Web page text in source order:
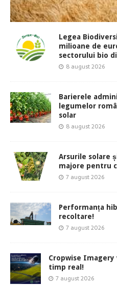
Legea
milioane de
sectorului bio
8 august 2026
Barierele
legumelor
solar
8 august 2026
Arsurile solare
majore pentru
7 august 2026
Performanța
recoltare!
7 august 2026
Cropwise
timp real!
7 august 2026